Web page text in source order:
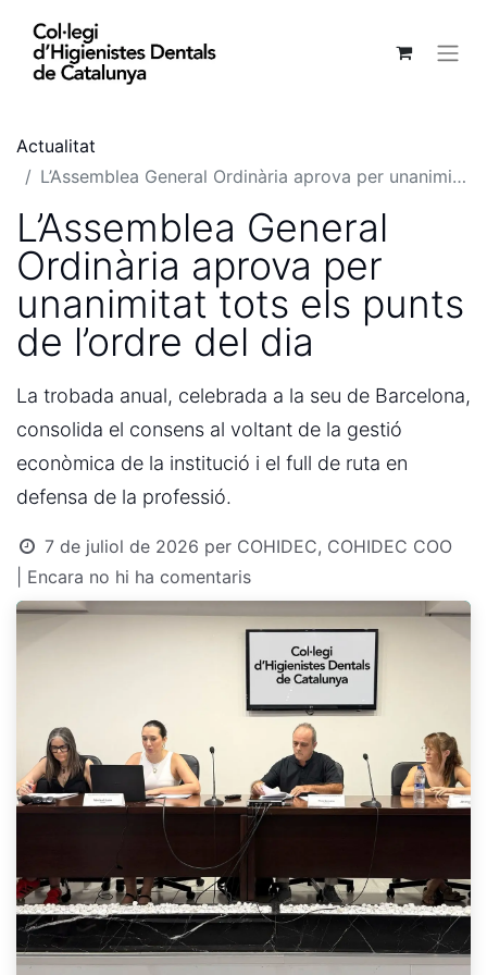
Actualitat
L’Assemblea General Ordinària aprova per unanimitat tots els punts de l’ordre del dia
L’Assemblea General
Ordinària aprova per
unanimitat tots els punts
de l’ordre del dia
La trobada anual, celebrada a la seu de Barcelona,
consolida el consens al voltant de la gestió
econòmica de la institució i el full de ruta en
defensa de la professió.
7 de juliol de 2026 per COHIDEC, COHIDEC COO
| Encara no hi ha comentaris